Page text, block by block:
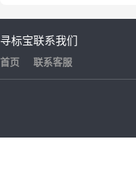
寻标宝
首页
联系我们
联系客服